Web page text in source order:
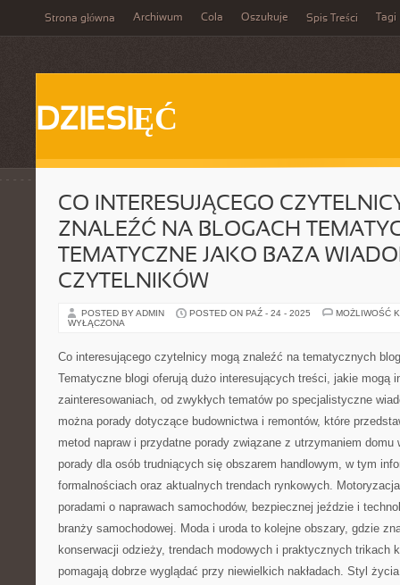
Strona główna Archiwum Cola Oszukuje Spis Treści Tagi
DZIESIĘĆ
CO INTERESUJĄCEGO
ZNALEŹĆ NA BLOGACH
TEMATYCZNE JAKO BAZA
CZYTELNIKÓW
POSTED BY ADMIN POSTED ON PAŹ - 24 - 2025
MOŻLIWOŚĆ
WYŁĄCZONA
Co interesującego czytelnicy mogą znaleźć na tematycznych
Tematyczne blogi oferują dużo interesujących treści, jakie mogą
zainteresowaniach, od zwykłych tematów po specjalistyczne
można porady dotyczące budownictwa i remontów, które
metod napraw i przydatne porady związane z utrzymaniem domu
porady dla osób trudniących się obszarem handlowym, w tym
formalnościach oraz aktualnych trendach rynkowych.
poradami o naprawach samochodów, bezpiecznej jeździe i
branży samochodowej. Moda i uroda to kolejne obszary, gdzie
konserwacji odzieży, trendach modowych i praktycznych trikach
pomagają dobrze wyglądać przy niewielkich nakładach. Styl